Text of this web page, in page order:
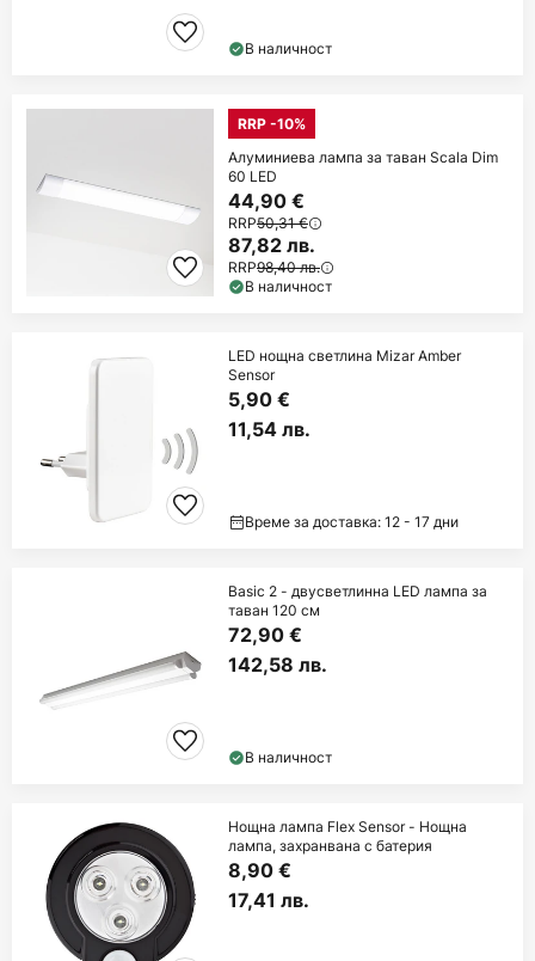
В наличност
RRP -10%
Алуминиева лампа за таван Scala Dim
60 LED
44,90 €
RRP50,31 €
87,82 лв.
RRP98,40 лв.
В наличност
LED нощна светлина Mizar Amber
Sensor
5,90 €
11,54 лв.
Време за доставка: 12 - 17 дни
Basic 2 - двусветлинна LED лампа за
таван 120 см
72,90 €
142,58 лв.
В наличност
Нощна лампа Flex Sensor - Нощна
лампа, захранвана с батерия
8,90 €
17,41 лв.